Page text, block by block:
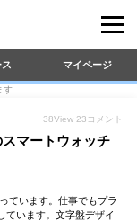
マイページ
す
38View 23 コメント
マートウォッチ
ています。仕事でもプラ
ています。文字盤デザイ